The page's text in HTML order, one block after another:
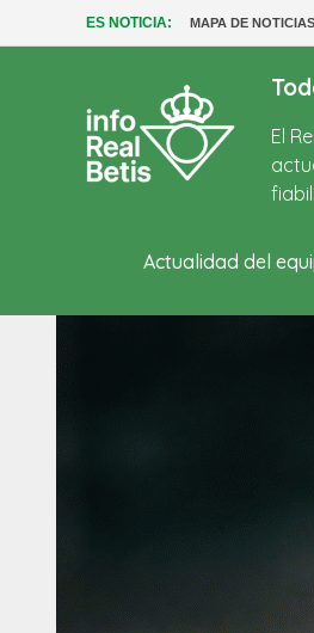
ES NOTICIA: MAPA DE NOTICIAS
El
Actualidad del